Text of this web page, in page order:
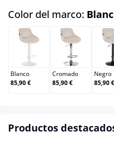
Color del marco:
Blanco
Blanco
85,90 €
Cromado
Cromado
85,90 €
Negro
85,90 €
Productos